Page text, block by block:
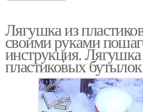
Лягушка из
своими руками
инструкция.
пластиковых